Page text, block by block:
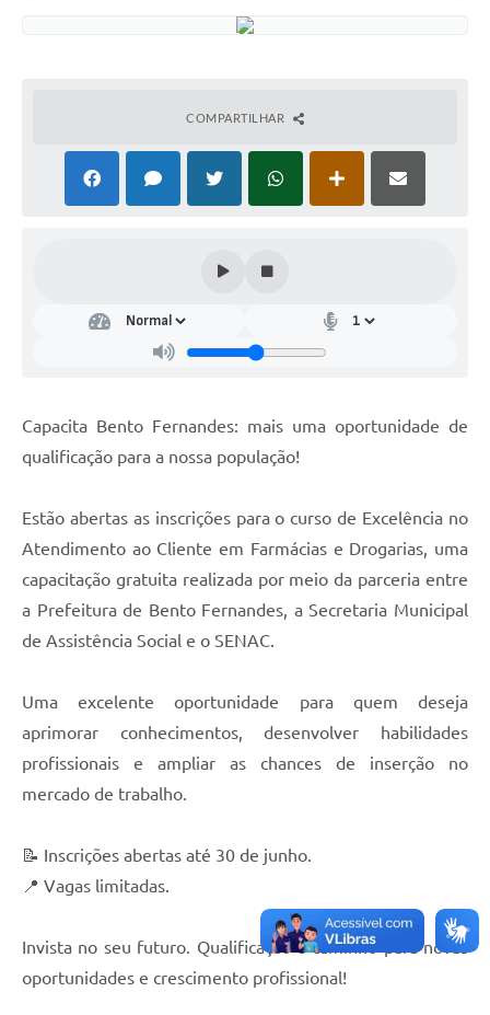
COMPARTILHAR
Capacita Bento Fernandes: mais uma oportunidade de
qualificação para a nossa população!
Estão abertas as inscrições para o curso de Excelência no
Atendimento ao Cliente em Farmácias e Drogarias, uma
capacitação gratuita realizada por meio da parceria entre
a Prefeitura de Bento Fernandes, a Secretaria Municipal
de Assistência Social e o SENAC.
Uma excelente oportunidade para quem deseja
aprimorar conhecimentos, desenvolver habilidades
profissionais e ampliar as chances de inserção no
mercado de trabalho.
📝 Inscrições abertas até 30 de junho.
📍 Vagas limitadas.
Invista no seu futuro. Qualificação é caminho para novas
oportunidades e crescimento profissional!